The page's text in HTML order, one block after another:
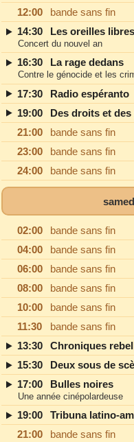
12:00
bande sans fin
14:30
Les oreilles libres
Concert du nouvel an
16:30 La rage dedans
Contre le génocide et les
17:30
Radio espéranto
19:00
Des droits et des
21:00
bande sans fin
23:00
bande sans fin
24:00
bande sans fin
02:00
bande sans fin
04:00
bande sans fin
06:00
bande sans fin
08:00
bande sans fin
10:00
bande sans fin
11:30
bande sans fin
13:30
Chroniques
15:30
Deux sous de
17:00
Bulles noires
Une année cinépolardeuse
19:00
Tribuna latino-
21:00
bande sans fin